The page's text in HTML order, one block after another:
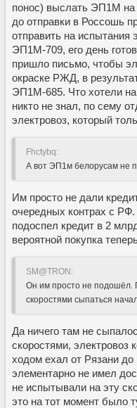
понос) выслать ЭП1М на
до отправки в Россошь
отправить на
ЭП1М-709, его день
пришло письмо, чтобы
окраске РЖД, в
ЭП1М-685. Что хотели
никто не знал, по сему
электровоз, который
Fhctybq:
А вот ЭП1м белорусам не
Им просто не дали
очередных контрах с РФ.
подоспел кредит в 2
вероятной покупка
SM@TRON:
Он им просто не подошёл.
скоростями сыпаться
Да ничего там не
скоростями, электровоз
ходом ехал от Рязани
элементарно не имел
не испытывали на эту
это на тот момент было